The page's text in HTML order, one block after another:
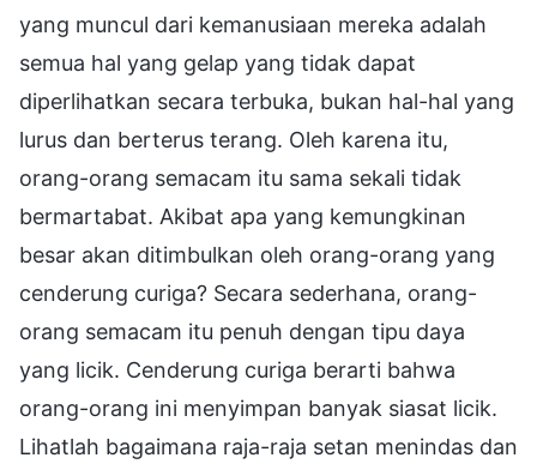
yang muncul dari kemanusiaan mereka adalah
semua hal yang gelap yang tidak dapat
diperlihatkan secara terbuka, bukan hal-hal yang
lurus dan berterus terang. Oleh karena itu,
orang-orang semacam itu sama sekali tidak
bermartabat. Akibat apa yang kemungkinan
besar akan ditimbulkan oleh orang-orang yang
cenderung curiga? Secara sederhana, orang-
orang semacam itu penuh dengan tipu daya
yang licik. Cenderung curiga berarti bahwa
orang-orang ini menyimpan banyak siasat licik.
Lihatlah bagaimana raja-raja setan menindas dan